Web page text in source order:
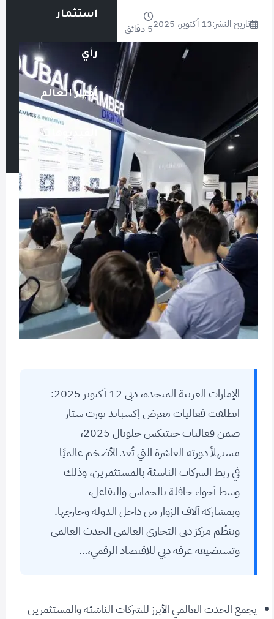
استثمار
رأي
أخبار العالم
الفيديوهات
تاريخ النشر:13 أكتوبر، 2025 5 دقائق
الإمارات العربية المتحدة، دبي 12 أكتوبر 2025:
انطلقت فعاليات معرض إكسباند نورث ستار
ضمن فعاليات جيتيكس جلوبال 2025،
مستهلاً دورته العاشرة التي تُعد الأضخم عالميًا
في ربط الشركات الناشئة بالمستثمرين، وذلك
وسط أجواء حافلة بالحماس والتفاعل،
وبمشاركة آلاف الزوار من داخل الدولة وخارجها.
وينظّم مركز دبي التجاري العالمي الحدث العالمي
وتستضيفه غرفة دبي للاقتصاد الرقمي،…
يجمع الحدث العالمي الأبرز للشركات الناشئة والمستثمرين